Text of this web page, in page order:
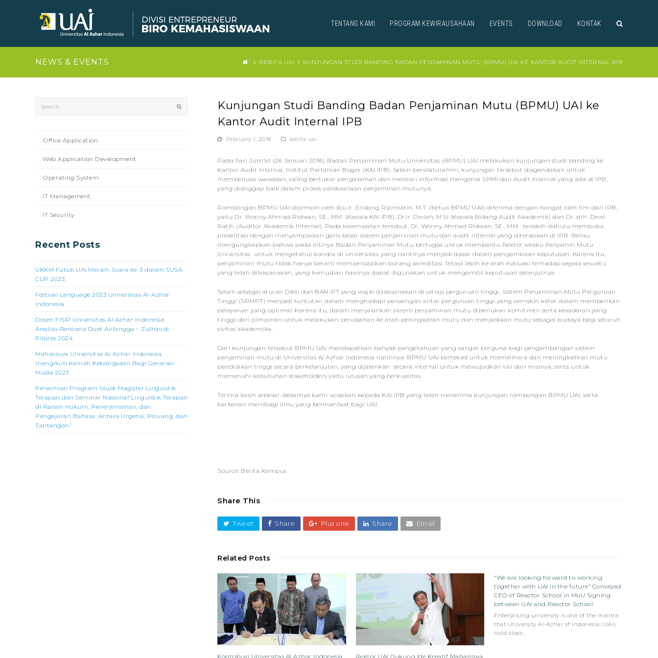
TENTANG KAMI PROGRAM KEWIRAUSAHAAN EVENTS DOWNLOAD KONTAK
NEWS & EVENTS BERITA UAI KUNJUNGAN STUDI BANDING BADAN PENJAMINAN MUTU (BPMU) UAI KE KANTOR AUDIT INTERNAL IPB
Kunjungan Studi Banding Badan Penjaminan Mutu (BPMU) UAI ke
Kantor Audit Internal IPB
February 1, 2018 berita uai
Pada hari Jum’at (26 Januari 2018), Badan Penjaminan Mutu Universitas (BPMU) UAI melakukan kunjungan studi banding ke
Kantor Audit Internal, Institut Pertanian Bogor (KAI IPB). Selain bersilaturahmi, kunjungan tersebut diagendakan untuk
memperluas wawasan, saling bertukar pengalaman dan mencari informasi mengenai SPMI dan Audit Internal yang ada di IPB,
yang dianggap baik dalam proses pelaksanaan penjaminan mutunya.
Rombongan BPMU UAI dipimpin oleh Ibu Ir. Endang Ripmiatin, M.T. (Ketua BPMU UAI) diterima dengan hangat oleh tim dari IPB,
yaitu Dr. Wonny Ahmad Ridwan, SE., MM. (Kepala KAI IPB), Dr.Ir. Diniah, M.Si (Kepala Bidang Audit Akademik) dan Dr. drh. Dewi
Ratih (Auditor Akademik Internal). Pada kesempatan tersebut, Dr. Wonny Ahmad Ridwan, SE., MM. terlebih dahulu membuka
presentasi dengan menyampaikan garis besar sistem penjaminan mutu dan audit internal yang diterapkan di IPB. Beliau
mengungkapkan bahwa pada intinya Badan Penjaminan Mutu bertugas untuk membantu Rektor selaku Penjamin Mutu
Universitas untuk mengetahui kondisi di Universitas, yang nantinya menjadi dasar dalam pengambilan keputusan. Karena itu,
penjaminan mutu tidak hanya berarti mempersiapkan borang akreditasi, tetapi lebih ke arah evaluasi terhadap segala sesuatu
yang telah dilaksanakan, yang kemudian hasilnya dapat digunakan untuk mengambil keputusan selanjutnya.
Selain sebagai aturan Dikti dan BAN-PT yang wajib dilaksanakan di setiap perguruan tinggi, Sistem Penjaminan Mutu Perguruan
Tinggi (SPMPT) menjadi tuntutan dalam menghadapi persaingan antar perguruan tinggi yang semakin ketat dalam memberikan
pelayanan yang optimal. Karena itu, dalam menjalankan sistem penjaminan mutu diperlukan komitmen serta kesadaran yang
tinggi dari pimpinan untuk melakukan perubahan ke arah peningkatan mutu dan menjadikan mutu sebagai budaya bagi seluruh
sivitas akademika.
Dari kunjungan tersebut BPMU UAI mendapatkan banyak pengetahuan yang sangat berguna bagi pengembangan sistem
penjaminan mutu di Universitas Al Azhar Indonesia nantinya. BPMU UAI bertekad untuk memelihara dan meningkatkan mutu
pendidikan tinggi secara berkelanjutan, yang dijalankan secara internal untuk mewujudkan visi dan misinya, serta untuk
memenuhi kebutuhan stakeholders yaitu lulusan yang berkualitas.
Terima kasih sebesar-besarnya kami ucapkan kepada KAI IPB yang telah menerima kunjungan rombongan BPMU UAI, serta
berkenan membagi ilmu yang bermanfaat bagi UAI.
Source: Berita Kampus
Share This
Tweet Share Plus one Share Email
Related Posts
Kontribusi Universitas Al Azhar Indonesia
Rektor UAI Dukung Ide Kreatif Mahasiswa
“We are looking forward to working
together with UAI in the future” Conveyed
CEO of Reactor School in MoU Signing
between UAI and Reactor School
Enterprising university is one of the mantra
that University Al-Azhar of Indonesia (UAI)
hold close…
Office Application
Web Application Development
Operating System
IT Management
IT Security
Recent Posts
UKKM Futsal UAI Meraih Juara ke-3 dalam SUSA
CUP 2023
Festival Language 2023 Universitas Al-Azhar
Indonesia
Dosen FISIP Universitas Al Azhar Indonesia
Analisis Rencana Duet Airlangga – Zulhas di
Pilpres 2024
Mahasiswa Universitas Al Azhar Indonesia
mengikuti Kemah Kebangsaan Bagi Generasi
Muda 2023
Peresmian Program Studi Magister Linguistik
Terapan dan Seminar Nasional“Linguistik Terapan
di Ranah Hukum, Penerjemahan, dan
Pengajaran Bahasa: Antara Urgensi, Peluang, dan
Tantangan”